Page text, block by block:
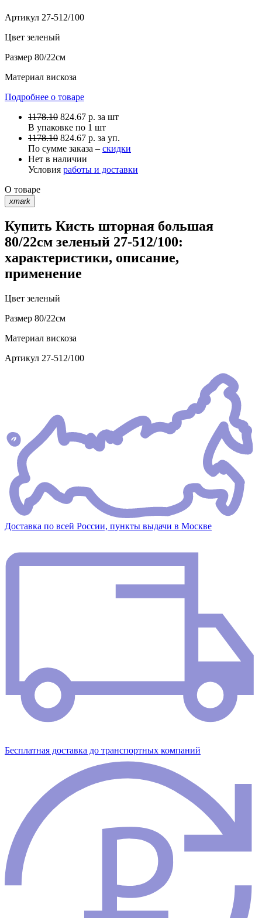
Артикул 27-512/100
Цвет зеленый
Размер 80/22см
Материал вискоза
Подробнее о товаре
1178.10 824.67 р. за шт
В упаковке по 1 шт
1178.10 824.67 р. за уп.
По сумме заказа – скидки
Нет в наличии
Условия работы и доставки
О товаре
xmark
Купить Кисть шторная большая
80/22см зеленый 27-512/100:
характеристики, описание,
применение
Цвет зеленый
Размер 80/22см
Материал вискоза
Артикул 27-512/100
Доставка по всей России, пункты выдачи в Москве
Бесплатная доставка до транспортных компаний